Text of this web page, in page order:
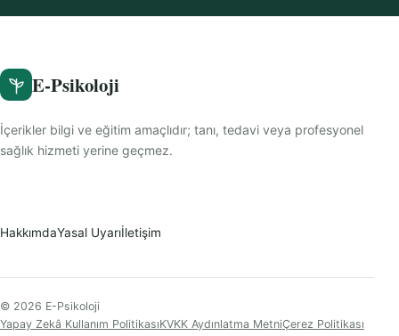
E-Psikoloji
İçerikler bilgi ve eğitim amaçlıdır; tanı, tedavi veya profesyonel
sağlık hizmeti yerine geçmez.
HakkımdaYasal Uyarıİletişim
© 2026 E-Psikoloji
Yapay Zekâ Kullanım PolitikasıKVKK Aydınlatma MetniÇerez Politikası